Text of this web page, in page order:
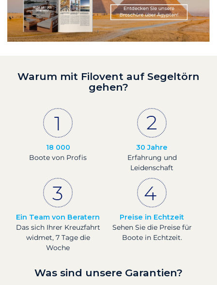
Warum mit Filovent auf Segeltörn
gehen?
18 000
Boote von Profis
30 Jahre
Erfahrung und
Leidenschaft
Ein Team von Beratern
Das sich Ihrer Kreuzfahrt
widmet, 7 Tage die
Woche
Preise in Echtzeit
Sehen Sie die Preise für
Boote in Echtzeit.
Was sind unsere Garantien?